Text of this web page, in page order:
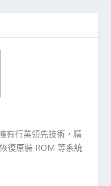
有行業領先技術，精
復原裝 ROM 等系統